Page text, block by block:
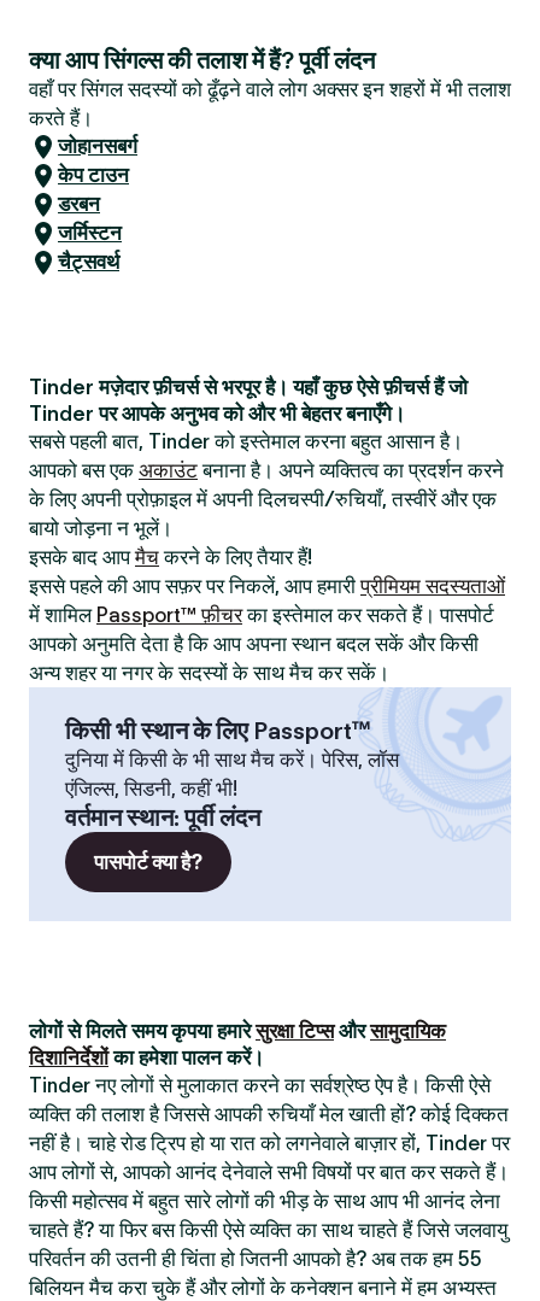
क्या आप सिंगल्स की तलाश में हैं? पूर्वी लंदन
वहाँ पर सिंगल सदस्यों को ढूँढ़ने वाले लोग अक्सर इन शहरों में भी तलाश
करते हैं।
जोहानसबर्ग
केप टाउन
डरबन
जर्मिस्टन
चैट्सवर्थ
Tinder मज़ेदार फ़ीचर्स से भरपूर है। यहाँ कुछ ऐसे फ़ीचर्स हैं जो
Tinder पर आपके अनुभव को और भी बेहतर बनाएँगे।
सबसे पहली बात, Tinder को इस्तेमाल करना बहुत आसान है।
आपको बस एक अकाउंटबनाना है। अपने व्यक्तित्व का प्रदर्शन करने
के लिए अपनी प्रोफ़ाइल में अपनी दिलचस्पी/रुचियाँ, तस्वीरें और एक
बायो जोड़ना न भूलें।
इसके बाद आपमैचकरने के लिए तैयार हैं!
इससे पहले की आप सफ़र पर निकलें, आप हमारीप्रीमियम सदस्यताओं
में शामिल Passport™ फ़ीचरका इस्तेमाल कर सकते हैं। पासपोर्ट
आपको अनुमति देता है कि आप अपना स्थान बदल सकें और किसी
अन्य शहर या नगर के सदस्यों के साथ मैच कर सकें।
किसी भी स्थान के लिए Passport™
दुनिया में किसी के भी साथ मैच करें। पेरिस, लॉस
एंजिल्स, सिडनी, कहीं भी!
वर्तमान स्थान:पूर्वी लंदन
पासपोर्ट क्या है?
लोगों से मिलते समय कृपया हमारेसुरक्षा टिप्सऔरसामुदायिक
दिशानिर्देशोंका हमेशा पालन करें।
Tinder नए लोगों से मुलाकात करने का सर्वश्रेष्ठ ऐप है। किसी ऐसे
व्यक्ति की तलाश है जिससे आपकी रुचियाँ मेल खाती हों? कोई दिक्कत
नहीं है। चाहे रोड ट्रिप हो या रात को लगनेवाले बाज़ार हों, Tinder पर
आप लोगों से, आपको आनंद देनेवाले सभी विषयों पर बात कर सकते हैं।
किसी महोत्सव में बहुत सारे लोगों की भीड़ के साथ आप भी आनंद लेना
चाहते हैं? या फिर बस किसी ऐसे व्यक्ति का साथ चाहते हैं जिसे जलवायु
परिवर्तन की उतनी ही चिंता हो जितनी आपको है? अब तक हम 55
बिलियन मैच करा चुके हैं और लोगों के कनेक्शन बनाने में हम अभ्यस्त